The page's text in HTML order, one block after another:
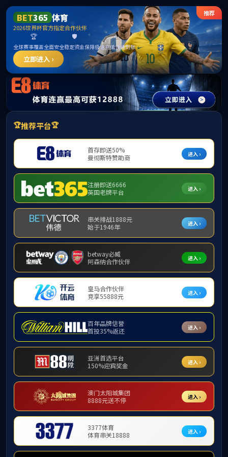
365英国上市公司(CHN-VIP认证)官网|Official
Website
提示：访问地址无效，allen-bradley-powerflex-700-
20bd600u0annnnc0找不到对应的栏目！
首页